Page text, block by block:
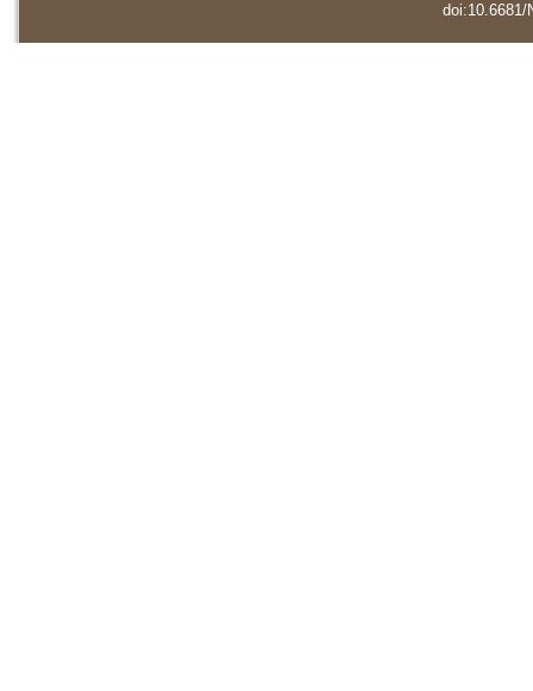
doi:10.6681/